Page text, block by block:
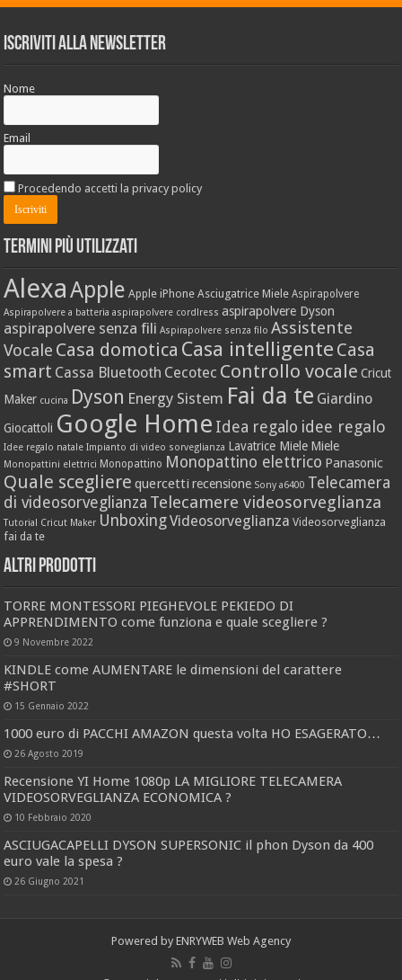
Iscriviti alla Newsletter
Nome
Email
Procedendo accetti la privacy policy
Termini più utilizzati
AlexaApple Apple iPhone Asciugatrice Miele Aspirapolvere
Aspirapolvere a batteria aspirapolvere cordlress aspirapolvere Dyson
aspirapolvere senza fili Aspirapolvere senza filo Assistente
Vocale Casa domotica Casa intelligente Casa
smart Cassa Bluetooth Cecotec Controllo vocale Cricut
Maker cucina Dyson Energy Sistem Fai da te Giardino
Giocattoli Google Home Idea regalo idee regalo
Idee regalo natale Impianto di video sorveglianza Lavatrice Miele Miele
Monopattini elettrici Monopattino Monopattino elettrico Panasonic
Quale scegliere quercetti recensione Sony a6400 Telecamera
di videosorveglianza Telecamere videosorveglianza
Tutorial Cricut Maker UnboxingVideosorveglianza Videosorveglianza
fai da te
Altri prodotti
TORRE MONTESSORI PIEGHEVOLE PEKIEDO DI
APPRENDIMENTO come funziona e quale scegliere ?
9 Novembre 2022
KINDLE come AUMENTARE le dimensioni del carattere
#SHORT
15 Gennaio 2022
1000 euro di PACCHI AMAZON questa volta HO ESAGERATO…
26 Agosto 2019
Recensione YI Home 1080p LA MIGLIORE TELECAMERA
VIDEOSORVEGLIANZA ECONOMICA ?
10 Febbraio 2020
ASCIUGACAPELLI DYSON SUPERSONIC il phon Dyson da 400
euro vale la spesa ?
26 Giugno 2021
Powered by ENRYWEB Web Agency